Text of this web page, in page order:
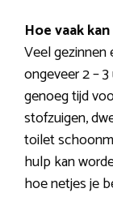
Hoe vaak
Veel gezinnen
ongeveer 2 –
genoeg tijd
stofzuigen,
toilet
hulp kan
hoe netjes je